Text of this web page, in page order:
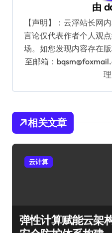
由
【声明】：云浮站长网
言论仅代表作者个人观
场。如您发现内容存在
至邮箱：
理
相关文章
云计算
弹性计算赋能云架